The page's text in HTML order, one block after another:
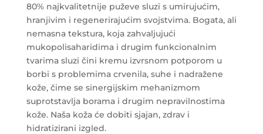
80% najkvalitetnije puževe sluzi s umirujućim,
hranjivim i regenerirajućim svojstvima. Bogata, ali
nemasna tekstura, koja zahvaljujući
mukopolisaharidima i drugim funkcionalnim
tvarima sluzi čini kremu izvrsnom potporom u
borbi s problemima crvenila, suhe i nadražene
kože, čime se sinergijskim mehanizmom
suprotstavlja borama i drugim nepravilnostima
kože. Naša koža će dobiti sjajan, zdrav i
hidratizirani izgled.